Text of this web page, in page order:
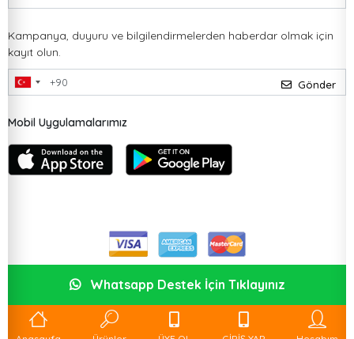
Kampanya, duyuru ve bilgilendirmelerden haberdar olmak için
kayıt olun.
Gönder
Mobil Uygulamalarımız
Whatsapp Destek İçin Tıklayınız